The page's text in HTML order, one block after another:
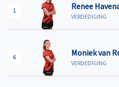
1 Renee
VERDEDIGING
6 Moniek van
VERDEDIGING